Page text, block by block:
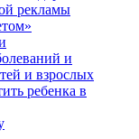
рекламы
и
и взрослых
ребенка в